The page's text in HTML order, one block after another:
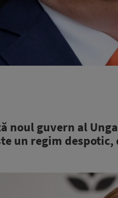
noul guvern al
un regim